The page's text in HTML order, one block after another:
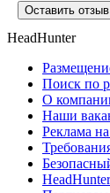
Оставить отзыв
HeadHunter
Поиск по
О
Наши
Реклама